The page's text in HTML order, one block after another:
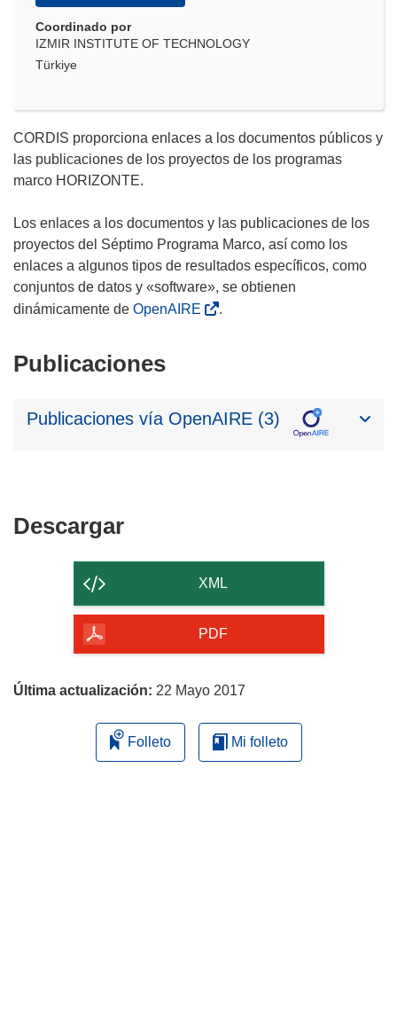
Coordinado por
IZMIR INSTITUTE OF TECHNOLOGY
Türkiye
CORDIS proporciona enlaces a los documentos públicos y
las publicaciones de los proyectos de los programas
marco HORIZONTE.
Los enlaces a los documentos y las publicaciones de los
proyectos del Séptimo Programa Marco, así como los
enlaces a algunos tipos de resultados específicos, como
conjuntos de datos y «software», se obtienen
dinámicamente de OpenAIRE .
Publicaciones
Publicaciones vía OpenAIRE (3)
DescargarDescargar
contenido
de
página
XML
PDF
Última actualización: 22 Mayo 2017
Folleto Mi folleto